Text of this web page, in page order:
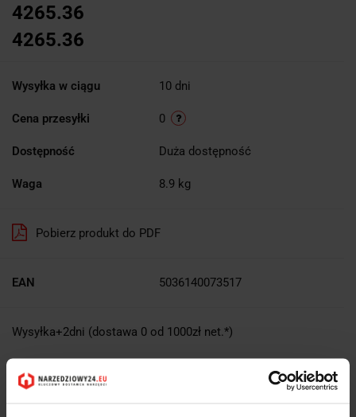
4265.36
4265.36
Wysyłka w ciągu 10 dni
Cena przesyłki 0
Dostępność Duża dostępność
Waga 8.9 kg
Pobierz produkt do PDF
EAN 5036140073517
Wysyłka+2dni (dostawa 0 od 1000zł net.*)